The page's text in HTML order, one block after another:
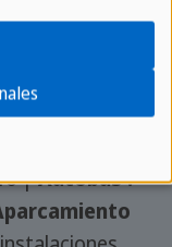
U8 |
|Autobús :